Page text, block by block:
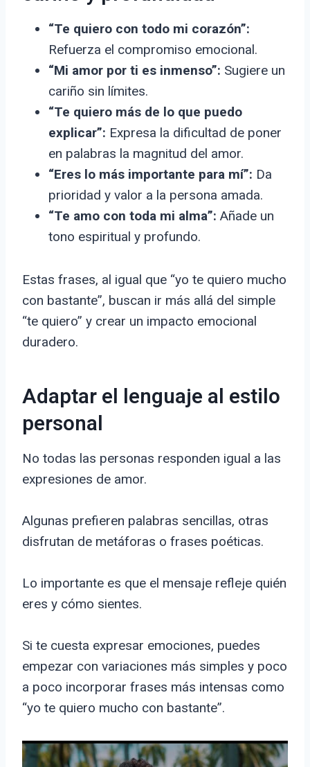
“Te quiero con todo mi corazón”:
Refuerza el compromiso emocional.
“Mi amor por ti es inmenso”: Sugiere un
cariño sin límites.
“Te quiero más de lo que puedo
explicar”: Expresa la dificultad de poner
en palabras la magnitud del amor.
“Eres lo más importante para mí”: Da
prioridad y valor a la persona amada.
“Te amo con toda mi alma”: Añade un
tono espiritual y profundo.
Estas frases, al igual que “yo te quiero mucho
con bastante”, buscan ir más allá del simple
“te quiero” y crear un impacto emocional
duradero.
Adaptar el lenguaje al estilo
personal
No todas las personas responden igual a las
expresiones de amor.
Algunas prefieren palabras sencillas, otras
disfrutan de metáforas o frases poéticas.
Lo importante es que el mensaje refleje quién
eres y cómo sientes.
Si te cuesta expresar emociones, puedes
empezar con variaciones más simples y poco
a poco incorporar frases más intensas como
“yo te quiero mucho con bastante”.